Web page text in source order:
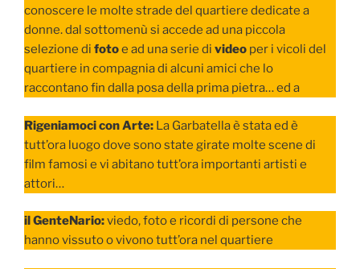
conoscere le molte strade del quartiere dedicate a
donne. dal sottomenù si accede ad una piccola
selezione di fotoe ad una serie di video per i vicoli del
quartiere in compagnia di alcuni amici che lo
raccontano fin dalla posa della prima pietra… ed a
Rigeniamoci con Arte: La Garbatella è stata ed è
tutt’ora luogo dove sono state girate molte scene di
film famosi e vi abitano tutt’ora importanti artisti e
attori…
il GenteNario:viedo, foto e ricordi di persone che
hanno vissuto o vivono tutt’ora nel quartiere